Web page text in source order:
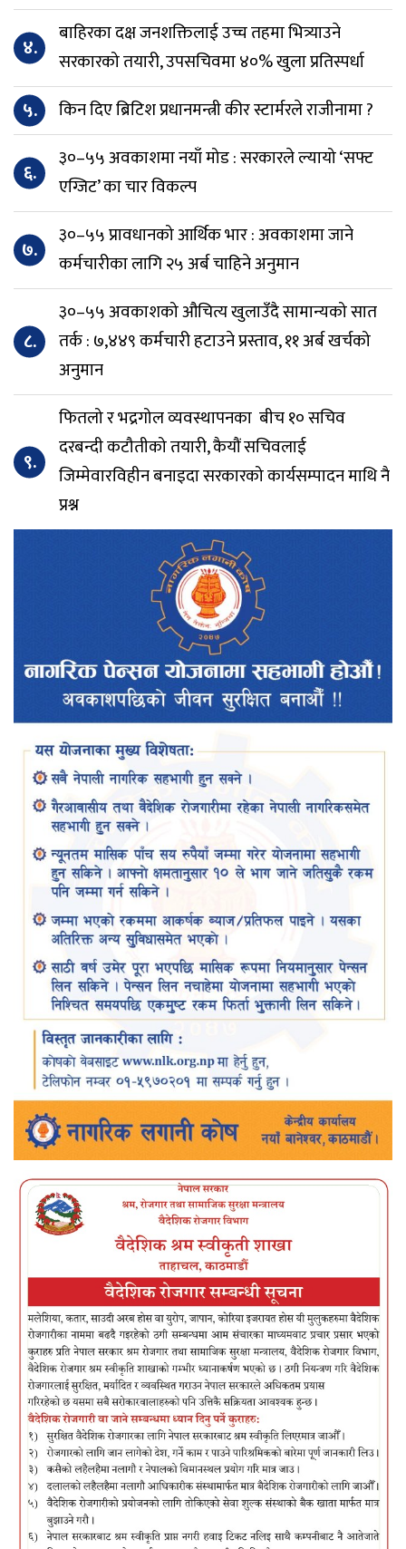
४.
बाहिरका दक्ष जनशक्तिलाई उच्च तहमा भित्र्याउने
सरकारको तयारी, उपसचिवमा ४०% खुला प्रतिस्पर्धा
५. किन दिए ब्रिटिश प्रधानमन्त्री कीर स्टार्मरले राजीनामा ?
६.
३०–५५ अवकाशमा नयाँ मोड : सरकारले ल्यायो ‘सफ्ट
एग्जिट’ का चार विकल्प
७.
३०–५५ प्रावधानको आर्थिक भार : अवकाशमा जाने
कर्मचारीका लागि २५ अर्ब चाहिने अनुमान
८.
३०–५५ अवकाशको औचित्य खुलाउँदै सामान्यको सात
तर्क : ७,४४९ कर्मचारी हटाउने प्रस्ताव, ११ अर्ब खर्चको
अनुमान
९.
फितलो र भद्रगोल व्यवस्थापनका बीच १० सचिव
दरबन्दी कटौतीको तयारी, कैयौं सचिवलाई
जिम्मेवारविहीन बनाइदा सरकारको कार्यसम्पादन माथि नै
प्रश्न